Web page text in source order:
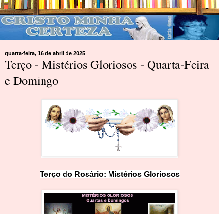
quarta-feira, 16 de abril de 2025
Terço - Mistérios Gloriosos - Quarta-Feira
e Domingo
Terço do Rosário: Mistérios Gloriosos